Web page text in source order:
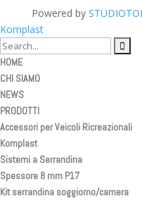
Powered by
Komplast
HOME
CHI SIAMO
NEWS
PRODOTTI
Accessori per Veicoli Ricreazionali
Komplast
Sistemi a Serrandina
Spessore 8 mm P17
Kit serrandina soggiorno/camera